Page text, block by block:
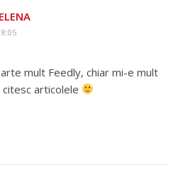
mult Feedly, chiar mi-e mult
citesc articolele